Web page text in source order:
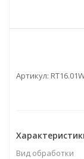
Артикул:
Вид обработки